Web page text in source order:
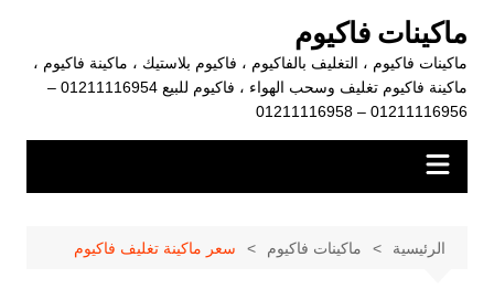
المحتوى
ماكينات فاكيوم
ماكينات فاكيوم ، التغليف بالفاكيوم ، فاكيوم بلاستيك ، ماكينة فاكيوم ،
ماكينة فاكيوم تغليف وسحب الهواء ، فاكيوم للبيع 01211116954 –
01211116956 – 01211116958
الرئيسية ماكينات فاكيوم سعر ماكينة تغليف فاكيوم